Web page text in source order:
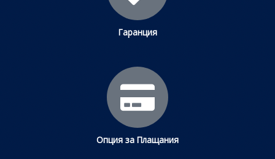
Гаранция
Опция за Плащания